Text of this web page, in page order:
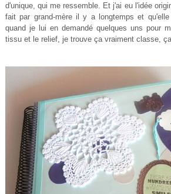
d'unique, qui me ressemble. Et j'ai eu l'idée orig
fait par grand-mère il y a longtemps et
quand je lui en demandéquelques uns pour
tissu et le relief, je trouve ça vraiment classe,